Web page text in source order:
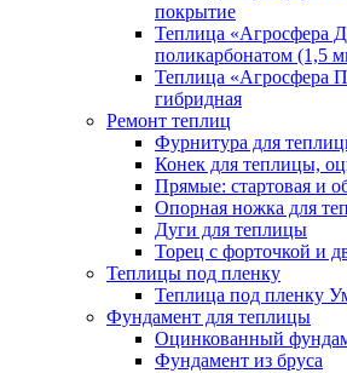
покрытие
Теплица «Агросфера
поликарбонатом (1,5
Теплица «Агросфера
гибридная
Ремонт теплиц
Фурнитура для
Конек для теплицы,
Прямые: стартовая и
Опорная ножка для
Дуги для теплицы
Торец с форточкой и
Теплицы под пленку
Теплица под пленку
Фундамент для теплицы
Оцинкованный
Фундамент из бруса